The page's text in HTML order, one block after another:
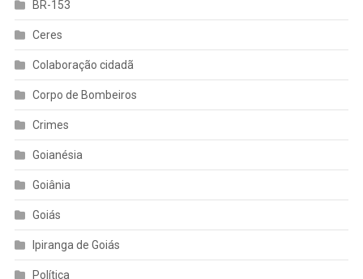
BR-153
Ceres
Colaboração cidadã
Corpo de Bombeiros
Crimes
Goianésia
Goiânia
Goiás
Ipiranga de Goiás
Política